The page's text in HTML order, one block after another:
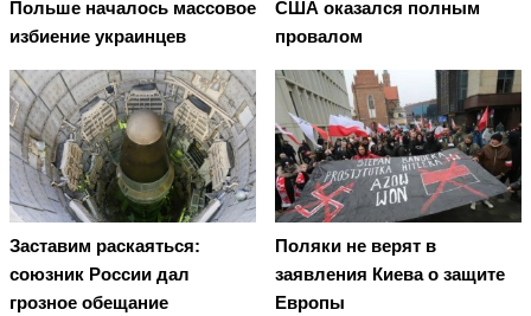
Польше началось массовое
избиение украинцев
США оказался полным
провалом
Заставим раскаяться:
союзник России дал
грозное обещание
Поляки не верят в
заявления Киева о защите
Европы